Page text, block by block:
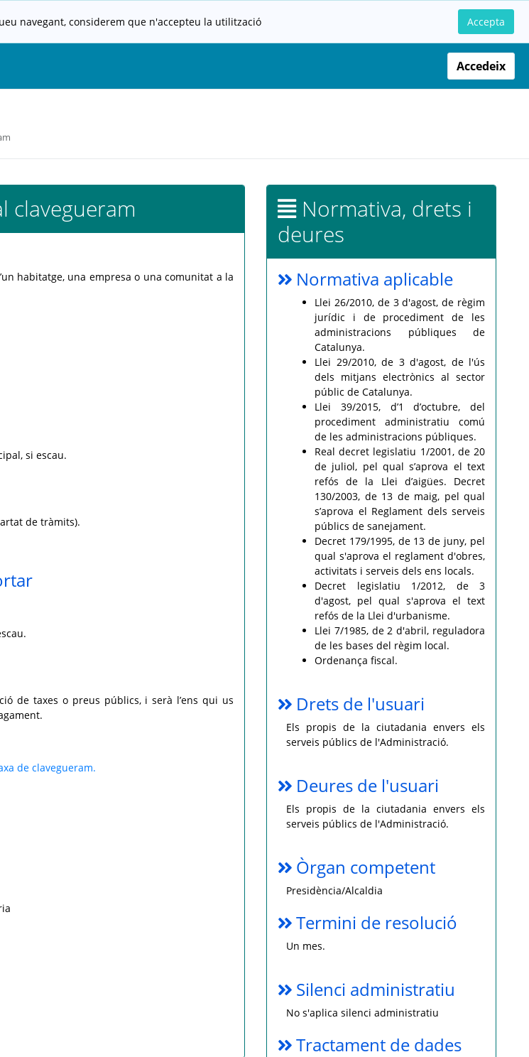
navegant, considerem que n'accepteu la utilització Accepta
Accedeix
clavegueram
habitatge, una empresa o una comunitat a la
si escau.
de tràmits).
de taxes o preus públics, i serà l’ens qui us
de clavegueram.
Normativa, drets i
deures
Normativa aplicable
Llei 26/2010, de 3 d'agost, de règim
jurídic i de procediment de les
administracions públiques de
Catalunya.
Llei 29/2010, de 3 d'agost, de l'ús
dels mitjans electrònics al sector
públic de Catalunya.
Llei 39/2015, d’1 d’octubre, del
procediment administratiu comú
de les administracions públiques.
Real decret legislatiu 1/2001, de 20
de juliol, pel qual s’aprova el text
refós de la Llei d’aigües. Decret
130/2003, de 13 de maig, pel qual
s’aprova el Reglament dels serveis
públics de sanejament.
Decret 179/1995, de 13 de juny, pel
qual s'aprova el reglament d'obres,
activitats i serveis dels ens locals.
Decret legislatiu 1/2012, de 3
d'agost, pel qual s'aprova el text
refós de la Llei d'urbanisme.
Llei 7/1985, de 2 d'abril, reguladora
de les bases del règim local.
Ordenança fiscal.
Drets de l'usuari
Els propis de la ciutadania envers els
serveis públics de l'Administració.
Deures de l'usuari
Els propis de la ciutadania envers els
serveis públics de l'Administració.
Òrgan competent
Presidència/Alcaldia
Termini de resolució
Un mes.
Silenci administratiu
No s'aplica silenci administratiu
Tractament de dades